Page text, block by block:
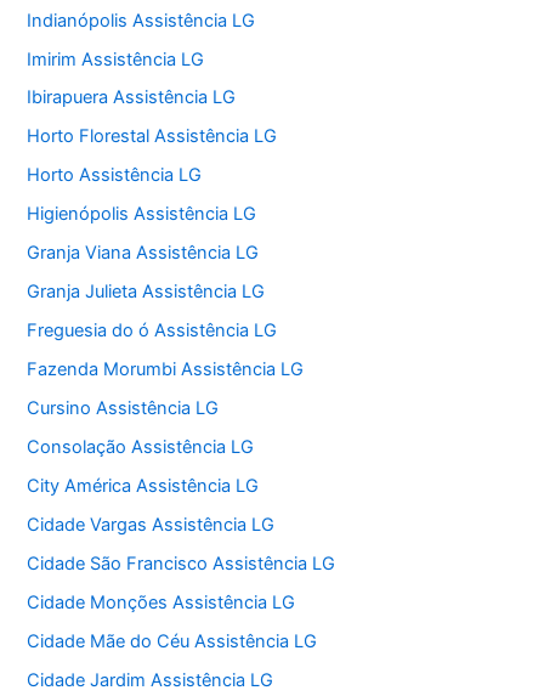
Indianópolis Assistência LG
Imirim Assistência LG
Ibirapuera Assistência LG
Horto Florestal Assistência LG
Horto Assistência LG
Higienópolis Assistência LG
Granja Viana Assistência LG
Granja Julieta Assistência LG
Freguesia do ó Assistência LG
Fazenda Morumbi Assistência LG
Cursino Assistência LG
Consolação Assistência LG
City América Assistência LG
Cidade Vargas Assistência LG
Cidade São Francisco Assistência LG
Cidade Monções Assistência LG
Cidade Mãe do Céu Assistência LG
Cidade Jardim Assistência LG